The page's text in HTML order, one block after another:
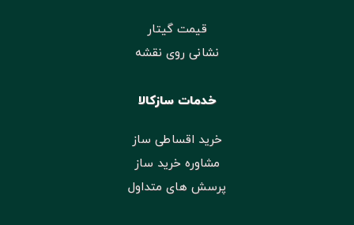
قیمت گیتار
نشانی روی نقشه
خدمات سازکالا
خرید اقساطی ساز
مشاوره خرید ساز
پرسش های متداول